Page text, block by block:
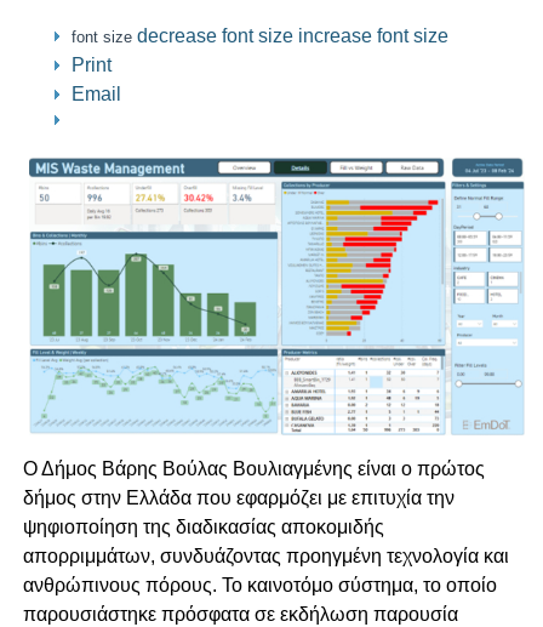
font size decrease font size increase font size
Print
Email
Ο Δήμος Βάρης Βούλας Βουλιαγμένης είναι ο πρώτος
δήμος στην Ελλάδα που εφαρμόζει με επιτυχία την
ψηφιοποίηση της διαδικασίας αποκομιδής
απορριμμάτων, συνδυάζοντας προηγμένη τεχνολογία και
ανθρώπινους πόρους. Το καινοτόμο σύστημα, το οποίο
παρουσιάστηκε πρόσφατα σε εκδήλωση παρουσία